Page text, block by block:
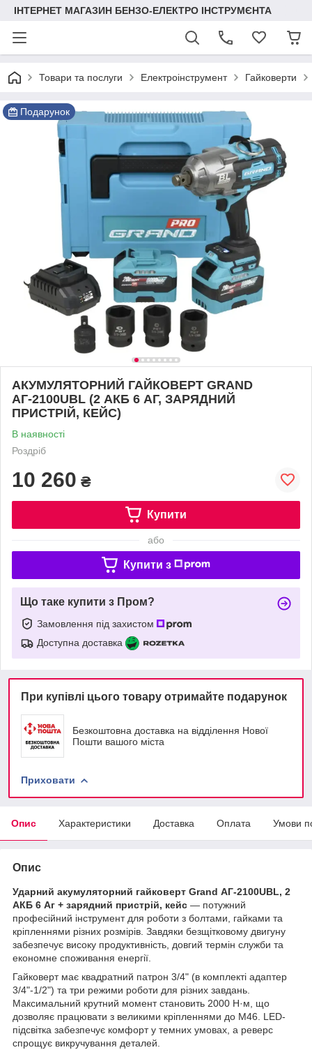
ІНТЕРНЕТ МАГАЗИН БЕНЗО-ЕЛЕКТРО ІНСТРУМЄНТА
Товари та послуги Електроінструмент Гайковерти
Подарунок
АКУМУЛЯТОРНИЙ ГАЙКОВЕРТ GRAND
АГ-2100UBL (2 АКБ 6 АГ, ЗАРЯДНИЙ
ПРИСТРІЙ, КЕЙС)
В наявності
Роздріб
10 260 ₴
Купити
або
Купити з
Що таке купити з Пром?
Замовлення під захистом
Доступна доставка
При купівлі цього товару отримайте подарунок
Безкоштовна доставка на відділення Нової
Пошти вашого міста
Приховати
Опис Характеристики Доставка Оплата Умови
Опис
Ударний акумуляторний гайковерт Grand АГ-2100UBL, 2
АКБ 6 Аг + зарядний пристрій, кейс — потужний
професійний інструмент для роботи з болтами, гайками та
кріпленнями різних розмірів. Завдяки безщітковому двигуну
забезпечує високу продуктивність, довгий термін служби та
економне споживання енергії.
Гайковерт має квадратний патрон 3/4" (в комплекті адаптер
3/4"-1/2") та три режими роботи для різних завдань.
Максимальний крутний момент становить 2000 Н·м, що
дозволяє працювати з великими кріпленнями до М46. LED-
підсвітка забезпечує комфорт у темних умовах, а реверс
спрощує викручування деталей.